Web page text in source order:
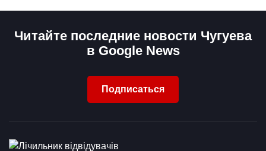
Читайте последние новости Чугуева
в Google News
Подписаться